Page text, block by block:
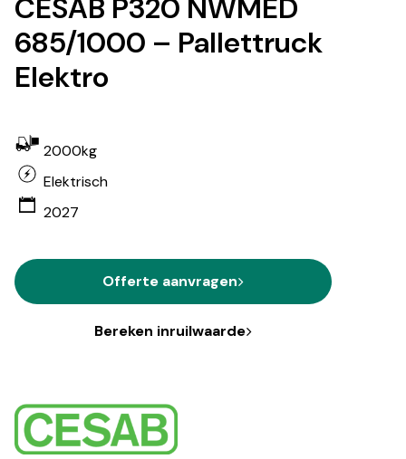
CESAB P320 NWMED
685/1000 – Pallettruck
Elektro
2000kg
Elektrisch
2027
Offerte aanvragen
Bereken inruilwaarde